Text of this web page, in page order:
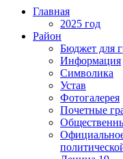
Главная
2025 год
Район
Бюджет для
Информация
Символика
Устав
Фотогалерея
Почетные